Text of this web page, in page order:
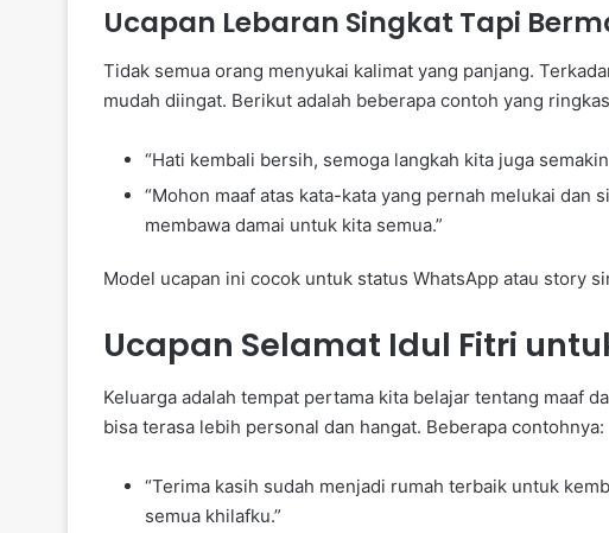
Ucapan Lebaran Singkat Tapi
Tidak semua orang menyukai kalimat yang panjang.
mudah diingat. Berikut adalah beberapa contoh yang
“Hati kembali bersih, semoga langkah kita juga
“Mohon maaf atas kata-kata yang pernah melukai dan
membawa damai untuk kita semua.”
Model ucapan ini cocok untuk status WhatsApp atau story
Ucapan Selamat Idul Fitri
Keluarga adalah tempat pertama kita belajar tentang maaf
bisa terasa lebih personal dan hangat. Beberapa contohnya:
“Terima kasih sudah menjadi rumah terbaik untuk
semua khilafku.”